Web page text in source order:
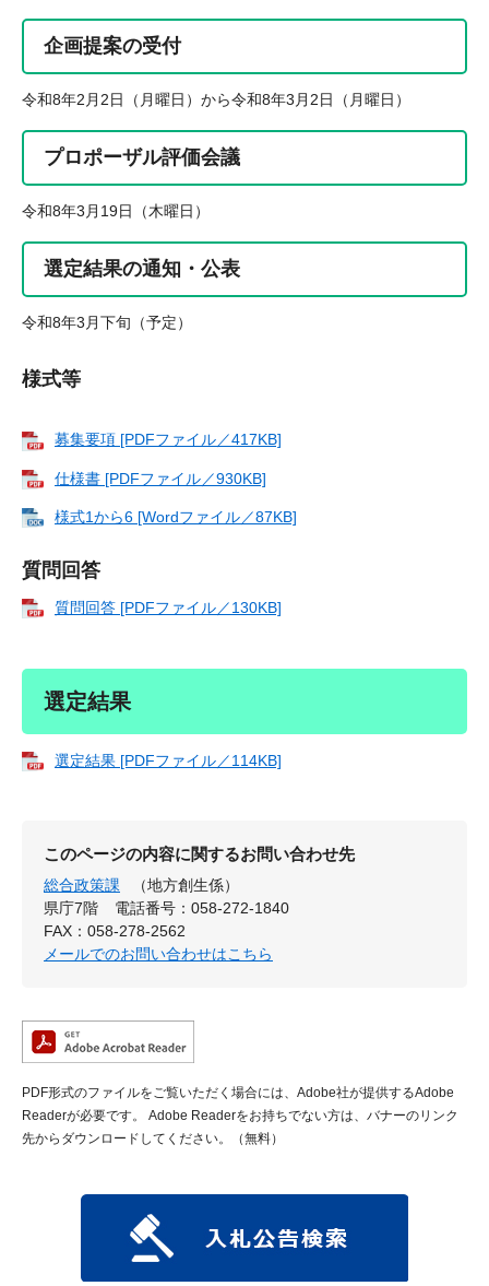
企画提案の受付
令和8年2月2日（月曜日）から令和8年3月2日（月曜日）
プロポーザル評価会議
令和8年3月19日（木曜日）
選定結果の通知・公表
令和8年3月下旬（予定）
様式等
募集要項 [PDFファイル／417KB]
仕様書 [PDFファイル／930KB]
様式1から6 [Wordファイル／87KB]
質問回答
質問回答 [PDFファイル／130KB]
選定結果
選定結果 [PDFファイル／114KB]
このページの内容に関するお問い合わせ先
総合政策課
（地方創生係）
県庁7階
電話番号：058-272-1840
FAX：058-278-2562
メールでのお問い合わせはこちら
PDF形式のファイルをご覧いただく場合には、Adobe社が提供するAdobe
Readerが必要です。
Adobe Readerをお持ちでない方は、バナーのリンク
先からダウンロードしてください。（無料）